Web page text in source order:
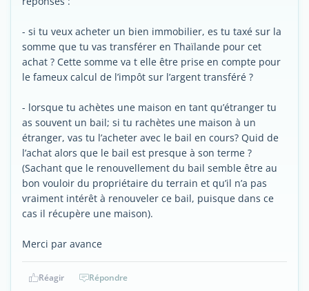
- si tu veux acheter un bien immobilier, es tu taxé sur la
somme que tu vas transférer en Thaïlande pour cet
achat ? Cette somme va t elle être prise en compte pour
le fameux calcul de l’impôt sur l’argent transféré ?
- lorsque tu achètes une maison en tant qu’étranger tu
as souvent un bail; si tu rachètes une maison à un
étranger, vas tu l’acheter avec le bail en cours? Quid de
l’achat alors que le bail est presque à son terme ?
(Sachant que le renouvellement du bail semble être au
bon vouloir du propriétaire du terrain et qu’il n’a pas
vraiment intérêt à renouveler ce bail, puisque dans ce
cas il récupère une maison).
Merci par avance
Réagir Répondre